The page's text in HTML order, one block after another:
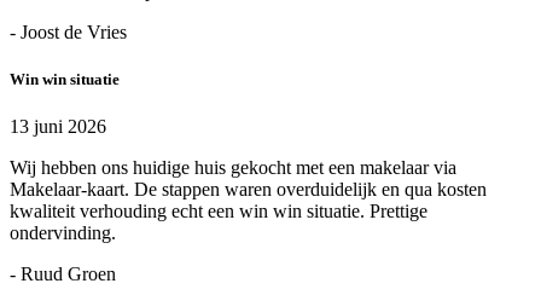
- Joost de Vries
Win win situatie
13 juni 2026
Wij hebben ons huidige huis gekocht met een makelaar via
Makelaar-kaart. De stappen waren overduidelijk en qua kosten
kwaliteit verhouding echt een win win situatie. Prettige
ondervinding.
- Ruud Groen